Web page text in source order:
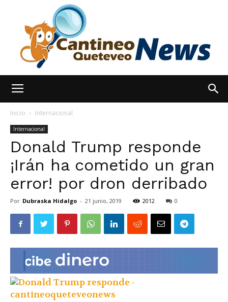
Noticias
hoy
|
Ultima
Inicio Internacional
Internacional
Donald Trump responde
¡Irán ha cometido un gran
error! por dron derribado
Por Dubraska Hidalgo - 21 junio, 2019 2012 0